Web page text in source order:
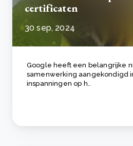
certificaten
30 sep, 2024
Google heeft een belangrijke
samenwerking aangekondigd
inspanningen op h..